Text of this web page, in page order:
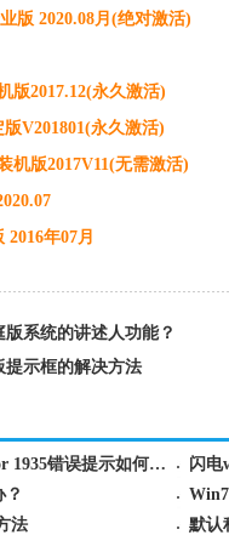
版 2020.08月(绝对激活)
版2017.12(永久激活)
V201801(永久激活)
机版2017V11(无需激活)
年07月
系统的讲述人功能？
示框的解决方法
纯净版win8.1电脑系统安装程序出现Error 1935错误提示如何处理
闪电
法
默认